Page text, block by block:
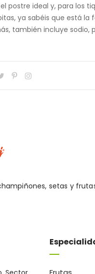
postre ideal y, para los
ya sabéis que está la
también incluye sodio,
setas y